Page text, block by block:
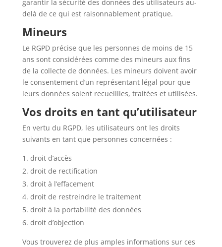
garantir la sécurité des données des utilisateurs au-
delà de ce qui est raisonnablement pratique.
Mineurs
Le RGPD précise que les personnes de moins de 15
ans sont considérées comme des mineurs aux fins
de la collecte de données. Les mineurs doivent avoir
le consentement d’un représentant légal pour que
leurs données soient recueillies, traitées et utilisées.
Vos droits en tant qu’utilisateur
En vertu du RGPD, les utilisateurs ont les droits
suivants en tant que personnes concernées :
droit d’accès
droit de rectification
droit à l’effacement
droit de restreindre le traitement
droit à la portabilité des données
droit d’objection
Vous trouverez de plus amples informations sur ces